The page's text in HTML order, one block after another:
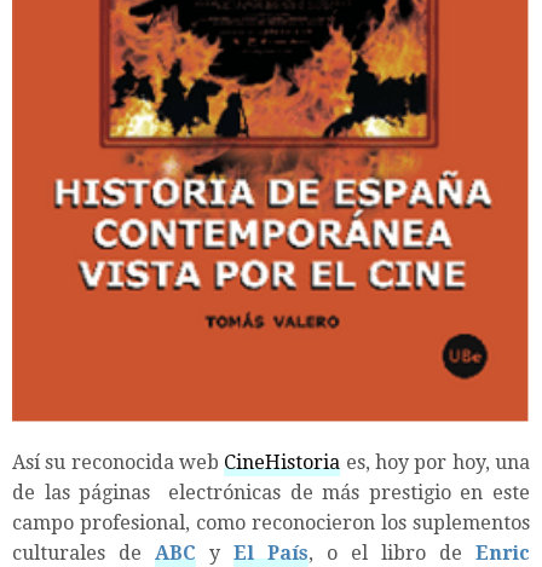
Así su reconocida webCineHistoria es, hoy por hoy, una
de las páginas electrónicas de más prestigio en este
campo profesional, como reconocieron los suplementos
culturales de ABC y El País, o el libro de Enric